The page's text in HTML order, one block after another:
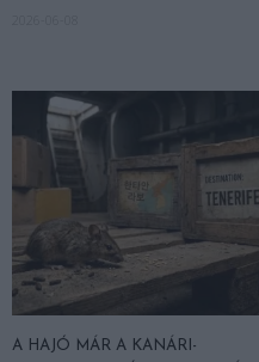
A HAJÓ MÁR A KANÁRI-